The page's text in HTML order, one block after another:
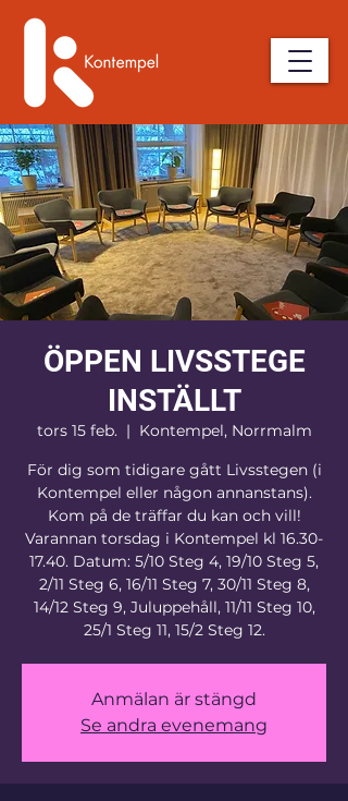
ÖPPEN LIVSSTEGE
INSTÄLLT
tors 15 feb.
  |
Kontempel, Norrmalm
För dig som tidigare gått Livsstegen (i
Kontempel eller någon annanstans).
Kom på de träffar du kan och vill!
Varannan torsdag i Kontempel kl 16.30-
17.40. Datum: 5/10 Steg 4, 19/10 Steg 5,
2/11 Steg 6, 16/11 Steg 7, 30/11 Steg 8,
14/12 Steg 9, Juluppehåll, 11/11 Steg 10,
25/1 Steg 11, 15/2 Steg 12.
Anmälan är stängd
Se andra evenemang